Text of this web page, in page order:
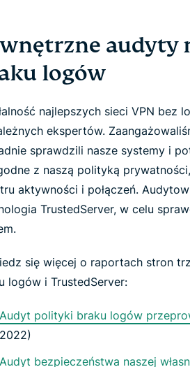
audyty
logów
najlepszych sieci VPN bez
ekspertów.
sprawdzili nasze systemy i
z naszą polityką
aktywności i połączeń.
TrustedServer, w celu
się więcej o raportach stron
logów i TrustedServer:
Audyt polityki braku logów
2022)
Audyt bezpieczeństwa naszej